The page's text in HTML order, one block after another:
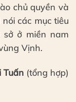
chủ quyền và
các mục tiêu
ở miền nam
Vịnh.
Tuấn (tổng hợp)